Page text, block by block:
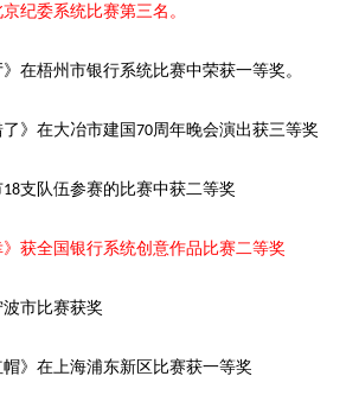
纪委系统比赛第三名。
在梧州市银行系统比赛中荣获一等奖。
》在大冶市建国70周年晚会演出获三等奖
18支队伍参赛的比赛中获二等奖
获全国银行系统创意作品比赛二等奖
市比赛获奖
帽》在上海浦东新区比赛获一等奖